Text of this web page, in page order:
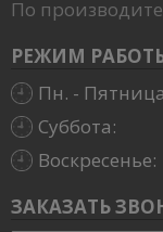
По
РЕЖИМ
Пн. -
Суббота:
Воскресенье:
ЗАКАЗАТЬ